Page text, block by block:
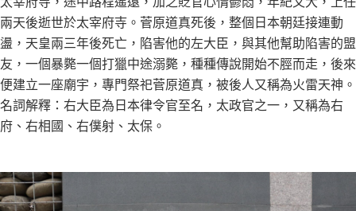
兩天後逝世於太宰府寺。菅原道真死後，整個日本朝廷接連動
盪，天皇兩三年後死亡，陷害他的左大臣，與其他幫助陷害的盟
友，一個暴斃一個打獵中途溺斃，種種傳說開始不脛而走，後來
便建立一座廟宇，專門祭祀菅原道真，被後人又稱為火雷天神。
名詞解釋：右大臣為日本律令官至名，太政官之一，又稱為右
府、右相國、右僕射、太保。